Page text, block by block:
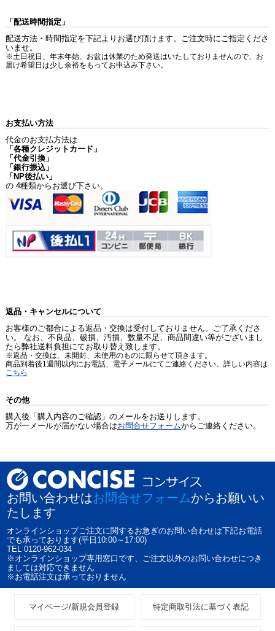
「配送時間指定」
配送方法・時間指定を下記よりお選び頂けます。ご注文時にご指定くださ
いませ。
※土日祝日、年末年始、お盆は休業のため発送はいたしておりませんので、お
届け希望日は少し余裕をもってお申込み下さい。
お支払い方法
代金のお支払方法は
「各種クレジットカード」
「代金引換」
「銀行振込」
「NP後払い」
の 4種類からお選び下さい。
返品・キャンセルについて
お客様のご都合による返品・交換は受付しておりません。ご了承くださ
い。 なお、不良品、破損、汚損、数量不足、商品間違い等がございまし
たら弊社送料負担にてお取り替え致します。
※返品・交換は、未開封、未使用のものに限らせて頂きます。
商品到着後1週間以内にお電話、電子メールにてご連絡ください。詳しい内容は
こちら
その他
購入後「購入内容のご確認」のメールをお送りします。
万が一メールが届かない場合はお問合せフォームからご連絡ください。
お問い合わせはお問合せフォームからお願いい
たします
オンラインショップご注文に関するお急ぎのお問い合わせは下記お電話
でも承っております(平日10:00～17:00)
TEL 0120-962-034
※オンラインショップ専用窓口です、ご注文以外のお問い合わせにつき
ましては対応できません
※お電話注文は承っておりません
マイページ/新規会員登録 特定商取引法に基づく表記